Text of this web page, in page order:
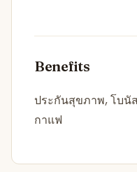
Benefits
ประกันสุขภาพ, โบนั
กาแฟ